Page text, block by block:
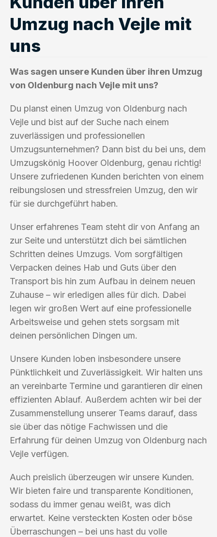
Umzug nach Vejle mit
uns
Was sagen unsere Kunden über ihren Umzug
von Oldenburg nach Vejle mit uns?
Du planst einen Umzug von Oldenburg nach
Vejle und bist auf der Suche nach einem
zuverlässigen und professionellen
Umzugsunternehmen? Dann bist du bei uns, dem
Umzugskönig Hoover Oldenburg, genau richtig!
Unsere zufriedenen Kunden berichten von einem
reibungslosen und stressfreien Umzug, den wir
für sie durchgeführt haben.
Unser erfahrenes Team steht dir von Anfang an
zur Seite und unterstützt dich bei sämtlichen
Schritten deines Umzugs. Vom sorgfältigen
Verpacken deines Hab und Guts über den
Transport bis hin zum Aufbau in deinem neuen
Zuhause – wir erledigen alles für dich. Dabei
legen wir großen Wert auf eine professionelle
Arbeitsweise und gehen stets sorgsam mit
deinen persönlichen Dingen um.
Unsere Kunden loben insbesondere unsere
Pünktlichkeit und Zuverlässigkeit. Wir halten uns
an vereinbarte Termine und garantieren dir einen
effizienten Ablauf. Außerdem achten wir bei der
Zusammenstellung unserer Teams darauf, dass
sie über das nötige Fachwissen und die
Erfahrung für deinen Umzug von Oldenburg nach
Vejle verfügen.
Auch preislich überzeugen wir unsere Kunden.
Wir bieten faire und transparente Konditionen,
sodass du immer genau weißt, was dich
erwartet. Keine versteckten Kosten oder böse
Überraschungen – bei uns hast du volle